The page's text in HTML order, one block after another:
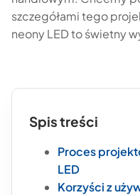
szczegółami tego
neony LED to świetny
Spis treści
Proces
LED
Korzyści z